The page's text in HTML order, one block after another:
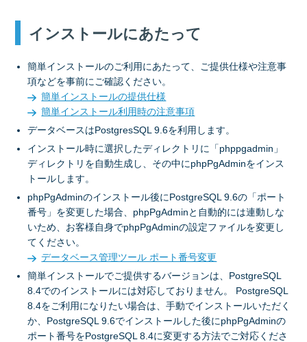
インストールにあたって
簡単インストールのご利用にあたって、ご提供仕様や注意事
項などを事前にご確認ください。
簡単インストールの提供仕様
簡単インストール利用時の注意事項
データベースはPostgresSQL 9.6を利用します。
インストール時に選択したディレクトリに「phppgadmin」
ディレクトリを自動生成し、その中にphpPgAdminをインス
トールします。
phpPgAdminのインストール後にPostgreSQL 9.6の「ポート
番号」を変更した場合、phpPgAdminと自動的には連動しな
いため、お客様自身でphpPgAdminの設定ファイルを変更し
てください。
データベース管理ツール ポート番号変更
簡単インストールでご提供するバージョンは、PostgreSQL
8.4でのインストールには対応しておりません。 PostgreSQL
8.4をご利用になりたい場合は、手動でインストールいただく
か、PostgreSQL 9.6でインストールした後にphpPgAdminの
ポート番号をPostgreSQL 8.4に変更する方法でご対応くださ